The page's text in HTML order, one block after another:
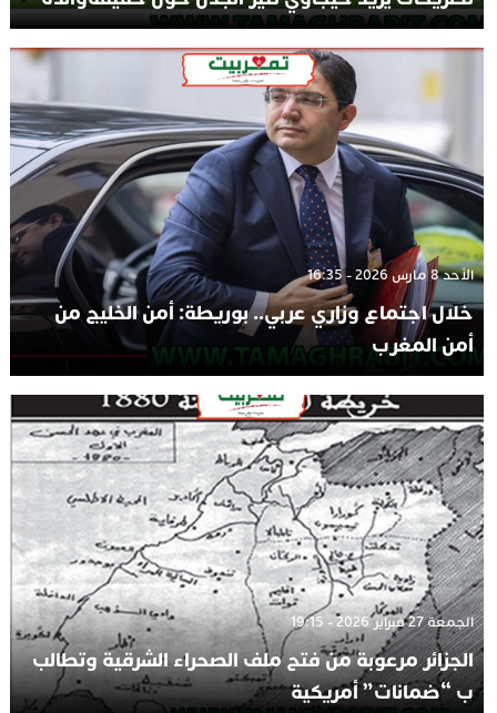
الأحد 8 مارس 2026 - 16:35
خلال اجتماع وزاري عربي.. بوريطة: أمن الخليج من
أمن المغرب
الجمعة 27 فبراير 2026 - 19:15
الجزائر مرعوبة من فتح ملف الصحراء الشرقية وتطالب
ب “ضمانات” أمريكية